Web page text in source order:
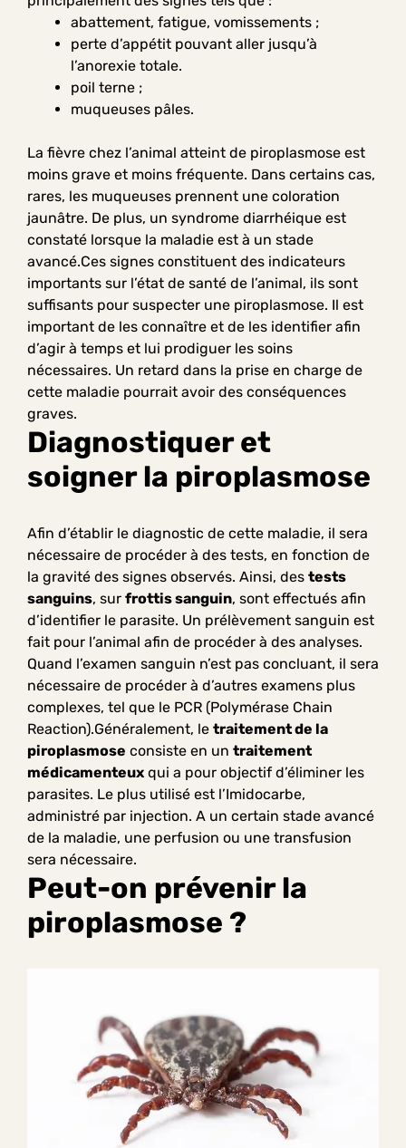
abattement, fatigue, vomissements ;
perte d’appétit pouvant aller jusqu’à
l’anorexie totale.
poil terne ;
muqueuses pâles.
La fièvre chez l’animal atteint de piroplasmose est
moins grave et moins fréquente. Dans certains cas,
rares, les muqueuses prennent une coloration
jaunâtre. De plus, un syndrome diarrhéique est
constaté lorsque la maladie est à un stade
avancé.Ces signes constituent des indicateurs
importants sur l’état de santé de l’animal, ils sont
suffisants pour suspecter une piroplasmose. Il est
important de les connaître et de les identifier afin
d’agir à temps et lui prodiguer les soins
nécessaires. Un retard dans la prise en charge de
cette maladie pourrait avoir des conséquences
graves.
Diagnostiquer et
soigner la piroplasmose
Afin d’établir le diagnostic de cette maladie, il sera
nécessaire de procéder à des tests, en fonction de
la gravité des signes observés. Ainsi, des tests
sanguins, sur frottis sanguin, sont effectués afin
d’identifier le parasite. Un prélèvement sanguin est
fait pour l’animal afin de procéder à des analyses.
Quand l’examen sanguin n’est pas concluant, il sera
nécessaire de procéder à d’autres examens plus
complexes, tel que le PCR (Polymérase Chain
Reaction).Généralement, le traitement de la
piroplasmose consiste en un traitement
médicamenteux qui a pour objectif d’éliminer les
parasites. Le plus utilisé est l’Imidocarbe,
administré par injection. A un certain stade avancé
de la maladie, une perfusion ou une transfusion
sera nécessaire.
Peut-on prévenir la
piroplasmose ?